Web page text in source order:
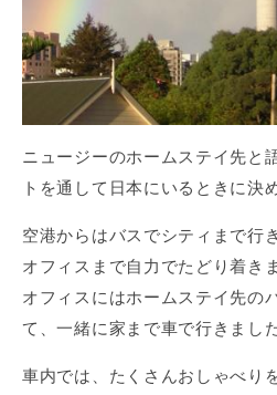
ニュージーのホームステイ先と
トを通して日本にいるときに決
空港からはバスでシティまで行
オフィスまで自力でたどり着き
オフィスにはホームステイ先の
て、一緒に家まで車で行きました
車内では、たくさんおしゃべり